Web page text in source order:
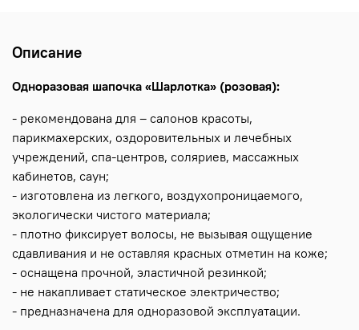
Описание
Одноразовая шапочка «Шарлотка» (розовая):
- рекомендована для – салонов красоты,
парикмахерских, оздоровительных и лечебных
учреждений, спа-центров, соляриев, массажных
кабинетов, саун;
- изготовлена из легкого, воздухопроницаемого,
экологически чистого материала;
- плотно фиксирует волосы, не вызывая ощущение
сдавливания и не оставляя красных отметин на коже;
- оснащена прочной, эластичной резинкой;
- не накапливает статическое электричество;
- предназначена для одноразовой эксплуатации.